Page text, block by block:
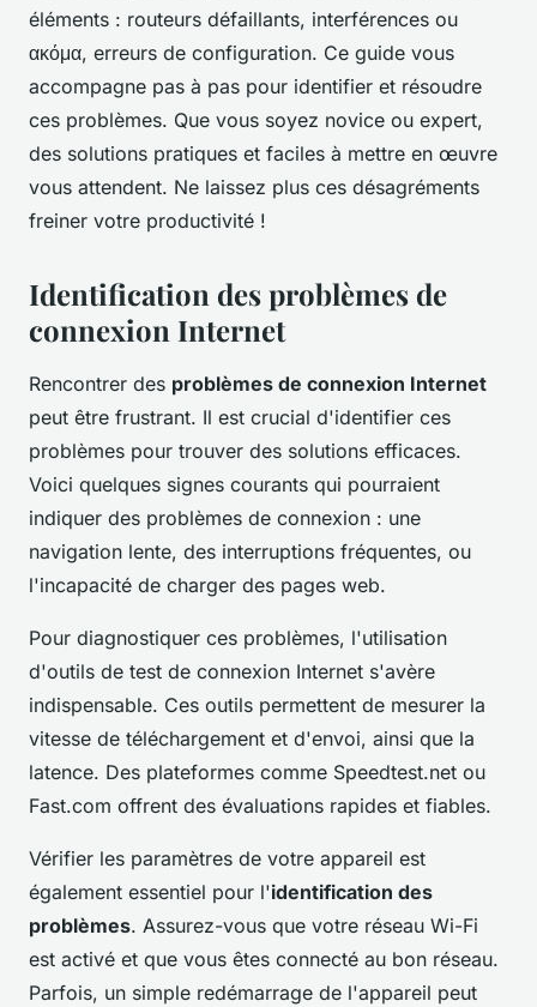
éléments : routeurs défaillants, interférences ou
ακόμα, erreurs de configuration. Ce guide vous
accompagne pas à pas pour identifier et résoudre
ces problèmes. Que vous soyez novice ou expert,
des solutions pratiques et faciles à mettre en œuvre
vous attendent. Ne laissez plus ces désagréments
freiner votre productivité !
Identification des problèmes de
connexion Internet
Rencontrer des problèmes de connexion Internet
peut être frustrant. Il est crucial d'identifier ces
problèmes pour trouver des solutions efficaces.
Voici quelques signes courants qui pourraient
indiquer des problèmes de connexion : une
navigation lente, des interruptions fréquentes, ou
l'incapacité de charger des pages web.
Pour diagnostiquer ces problèmes, l'utilisation
d'outils de test de connexion Internet s'avère
indispensable. Ces outils permettent de mesurer la
vitesse de téléchargement et d'envoi, ainsi que la
latence. Des plateformes comme Speedtest.net ou
Fast.com offrent des évaluations rapides et fiables.
Vérifier les paramètres de votre appareil est
également essentiel pour l'identification des
problèmes. Assurez-vous que votre réseau Wi-Fi
est activé et que vous êtes connecté au bon réseau.
Parfois, un simple redémarrage de l'appareil peut